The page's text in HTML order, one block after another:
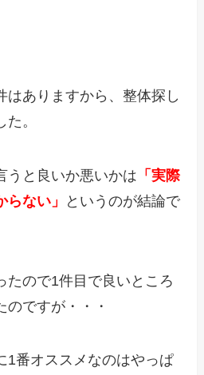
はありますから、整体探し
。
うと良いか悪いかは 「実際
ない」
というのが結論で
たので1件目で良いところ
のですが・・・
1番オススメなのはやっぱ